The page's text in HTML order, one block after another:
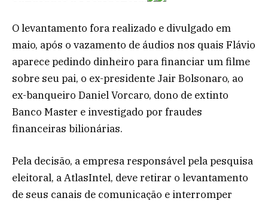
O levantamento fora realizado e divulgado em
maio, após o vazamento de áudios nos quais Flávio
aparece pedindo dinheiro para financiar um filme
sobre seu pai, o ex-presidente Jair Bolsonaro, ao
ex-banqueiro Daniel Vorcaro, dono de extinto
Banco Master e investigado por fraudes
financeiras bilionárias.
Pela decisão, a empresa responsável pela pesquisa
eleitoral, a AtlasIntel, deve retirar o levantamento
de seus canais de comunicação e interromper